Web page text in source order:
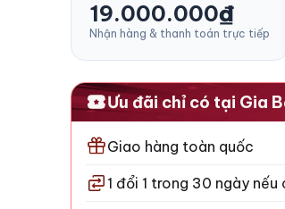
19.000.000₫
Nhận hàng & thanh toán trực tiếp
Ưu đãi chỉ có tại Gia
Giao hàng toàn quốc
1 đổi 1 trong 30 ngày nếu